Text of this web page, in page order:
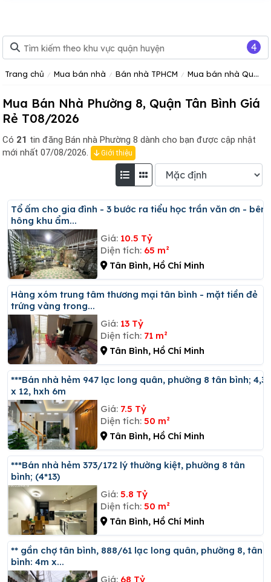
Trang chủ Mua bán nhà Bán nhà TPHCM Mua bán nhà Quận Tân Bình
Mua Bán Nhà Phường 8, Quận Tân Bình Giá
Rẻ T08/2026
Có 21 tin đăng Bán nhà Phường 8 dành cho bạn được cập nhật
mới nhất 07/08/2026.
Giới thiệu
Tổ ấm cho gia đình - 3 bước ra tiểu học trần văn ơn - bên
hông khu ẩm...
Giá: 10.5 Tỷ
Diện tích: 65 m²
Tân Bình, Hồ Chí Minh
Hàng xóm trung tâm thương mại tân bình - mặt tiền đẻ
trứng vàng trong...
Giá: 13 Tỷ
Diện tích: 71 m²
Tân Bình, Hồ Chí Minh
***bán nhà hẻm 947 lạc long quân, phường 8 tân bình; 4,3
x 12, hxh 6m
Giá: 7.5 Tỷ
Diện tích: 50 m²
Tân Bình, Hồ Chí Minh
***bán nhà hẻm 373/172 lý thường kiệt, phường 8 tân
bình; (4*13)
Giá: 5.8 Tỷ
Diện tích: 50 m²
Tân Bình, Hồ Chí Minh
** gần chợ tân bình, 888/61 lạc long quân, phường 8, tân
bình: 4m x...
Giá: 68 Tỷ
4